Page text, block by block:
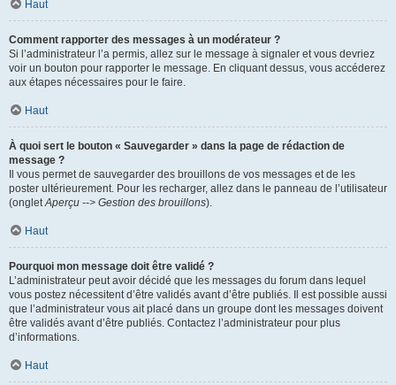
Haut
Comment rapporter des messages à un modérateur ?
Si l’administrateur l’a permis, allez sur le message à signaler et vous devriez
voir un bouton pour rapporter le message. En cliquant dessus, vous accéderez
aux étapes nécessaires pour le faire.
Haut
À quoi sert le bouton « Sauvegarder » dans la page de rédaction de
message ?
Il vous permet de sauvegarder des brouillons de vos messages et de les
poster ultérieurement. Pour les recharger, allez dans le panneau de l’utilisateur
(ongletAperçu --> Gestion des brouillons).
Haut
Pourquoi mon message doit être validé ?
L’administrateur peut avoir décidé que les messages du forum dans lequel
vous postez nécessitent d’être validés avant d’être publiés. Il est possible aussi
que l’administrateur vous ait placé dans un groupe dont les messages doivent
être validés avant d’être publiés. Contactez l’administrateur pour plus
d’informations.
Haut